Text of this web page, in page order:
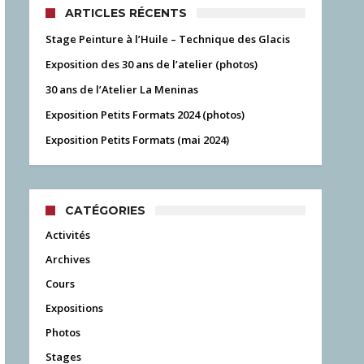
ARTICLES RÉCENTS
Stage Peinture à l’Huile – Technique des Glacis
Exposition des 30 ans de l’atelier (photos)
30 ans de l’Atelier La Meninas
Exposition Petits Formats 2024 (photos)
Exposition Petits Formats (mai 2024)
CATÉGORIES
Activités
Archives
Cours
Expositions
Photos
Stages